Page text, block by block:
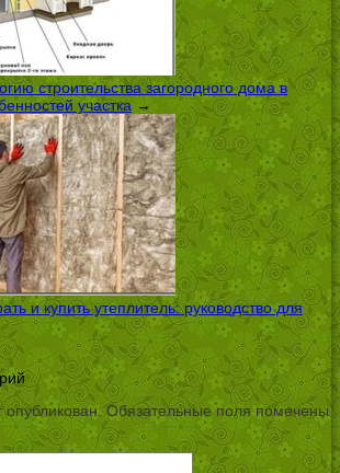
строительства загородного дома в
участка →
и купить утеплитель: руководство для
Обязательные поля помечены